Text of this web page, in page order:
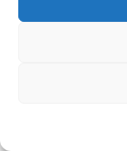
De
merk